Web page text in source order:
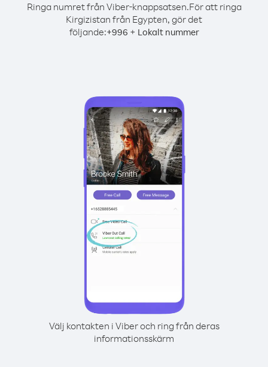
Ringa numret från Viber-knappsatsen.För att ringa
Kirgizistan från Egypten, gör det
följande:+996 + Lokalt nummer
Välj kontakten i Viber och ring från deras
informationsskärm